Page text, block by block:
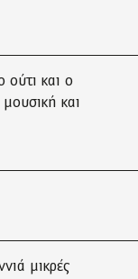
ούτι και ο
και
μικρές